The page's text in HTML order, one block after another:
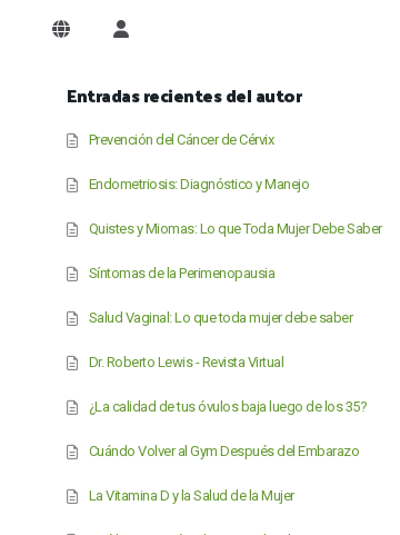
Dr. Roberto Lewis
Entradas recientes del autor
Prevención del Cáncer de Cérvix
Endometriosis: Diagnóstico y Manejo
Quistes y Miomas: Lo que Toda Mujer Debe Saber
Síntomas de la Perimenopausia
Salud Vaginal: Lo que toda mujer debe saber
Dr. Roberto Lewis - Revista Virtual
¿La calidad de tus óvulos baja luego de los 35?
Cuándo Volver al Gym Después del Embarazo
La Vitamina D y la Salud de la Mujer